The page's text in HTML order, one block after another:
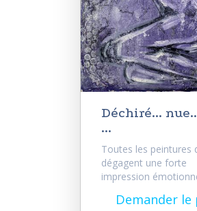
Déchiré...
...
Toutes les peintures
dégagent une forte
impression
Demander le